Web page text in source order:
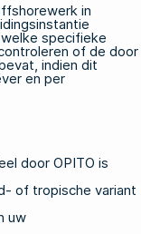
in
specifieke
of de door
indien dit
en per
door OPITO is
of tropische variant
uw